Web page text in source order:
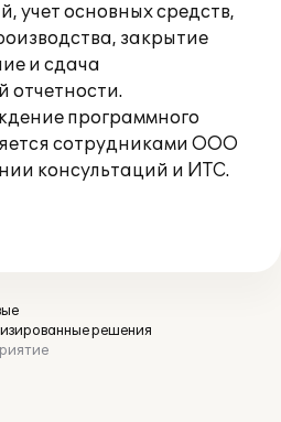
учет основных средств,
закрытие
и сдача
отчетности.
программного
сотрудниками ООО
консультаций и ИТС.
решения